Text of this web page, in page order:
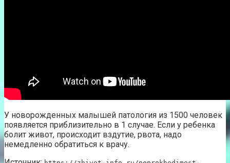
У новорожденных малышей патология из 1500 человек
появляется приблизительно в 1 случае. Если у ребенка
болит живот, происходит вздутие, рвота, надо
немедленно обратиться к врачу.